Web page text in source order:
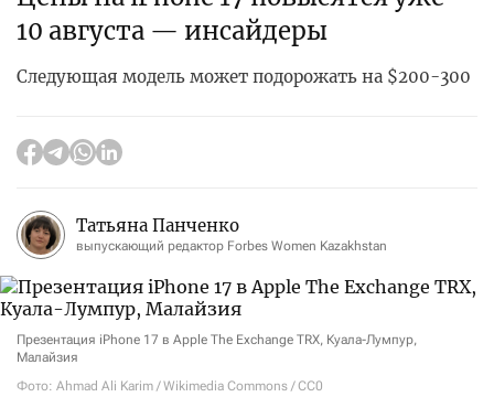
10 августа — инсайдеры
Следующая модель может подорожать на $200-300
Татьяна Панченко
выпускающий редактор Forbes Women Kazakhstan
Презентация iPhone 17 в Apple The Exchange TRX, Куала-Лумпур,
Малайзия
Фото: Ahmad Ali Karim / Wikimedia Commons / CC0